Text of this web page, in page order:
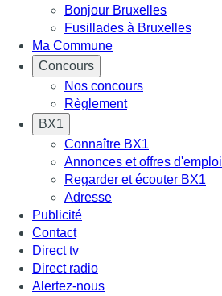
Bonjour Bruxelles
Fusillades à Bruxelles
Ma Commune
Concours
Nos concours
Règlement
BX1
Connaître BX1
Annonces et offres d'emploi
Regarder et écouter BX1
Adresse
Publicité
Contact
Direct tv
Direct radio
Alertez-nous